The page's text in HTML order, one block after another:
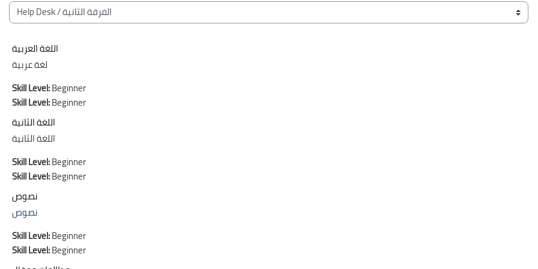
Categorías
اللغة العربية
لغة عربية
Skill Level:Beginner
Skill Level:Beginner
اللغة الثانية
اللغة الثانية
Skill Level:Beginner
Skill Level:Beginner
نصوص
نصوص
Skill Level:Beginner
Skill Level:Beginner